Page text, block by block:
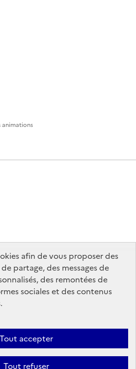
afin de vous proposer des
partage, des messages de
des remontées de
sociales et des contenus
Tout accepter
Tout refuser
animations
info.gouv.fr
data.gouv.fr
témoins de connexion (cookies)